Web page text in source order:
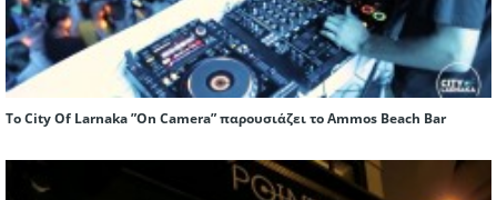
To City Of Larnaka ”On Camera” παρουσιάζει το Ammos Beach Bar